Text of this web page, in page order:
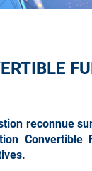
reconnue